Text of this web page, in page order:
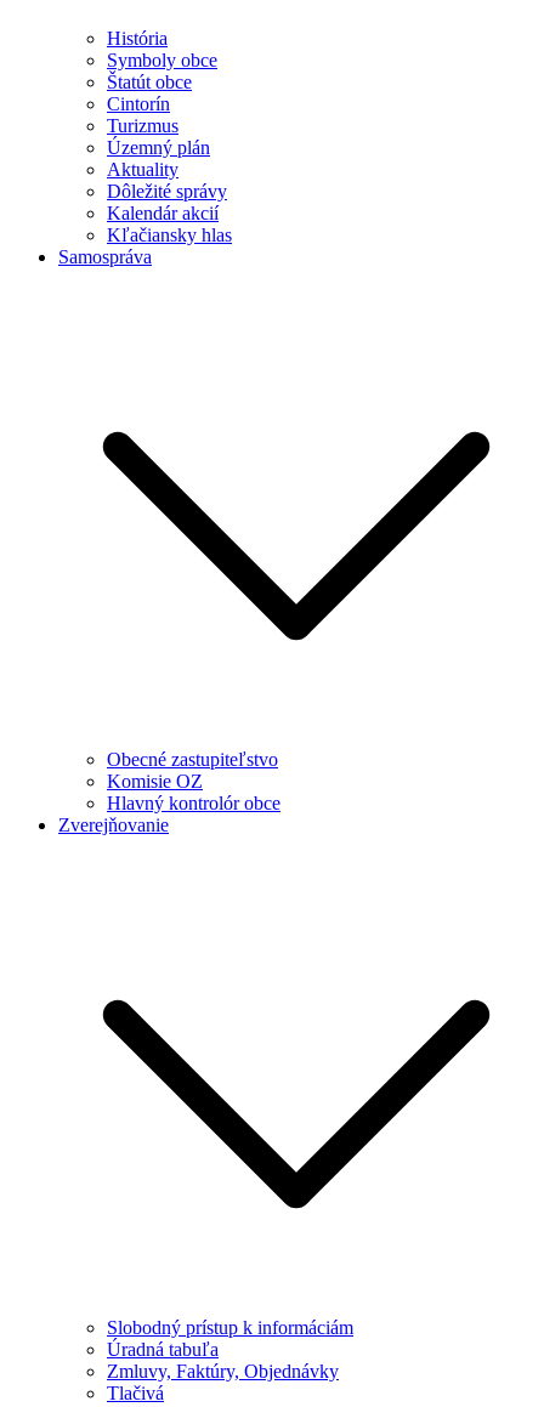
História
Symboly obce
Štatút obce
Cintorín
Turizmus
Územný plán
Aktuality
Dôležité správy
Kalendár akcií
Kľačiansky hlas
Samospráva
Obecné zastupiteľstvo
Komisie OZ
Hlavný kontrolór obce
Zverejňovanie
Slobodný prístup k informáciám
Úradná tabuľa
Zmluvy, Faktúry, Objednávky
Tlačivá